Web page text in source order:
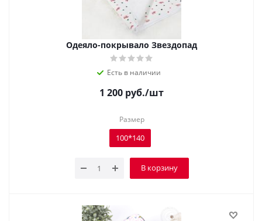
Одеяло-покрывало Звездопад
Есть в наличии
1 200 руб./шт
Размер
100*140
В корзину